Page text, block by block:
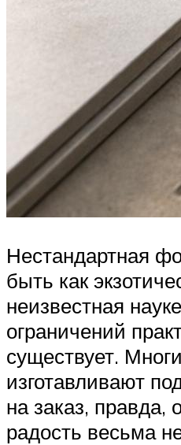
Нестандартная
быть как
неизвестная
ограничений
существует.
изготавливают
на заказ, правда,
радость весьма